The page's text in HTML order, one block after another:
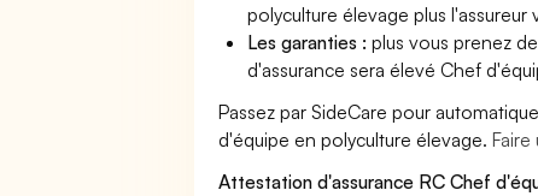
polyculture élevage plus
Les garanties :plus vous prenez
d'assurance sera élevé Chef
Passez par SideCare pour
d'équipe en polyculture élevage.
Attestation d'assurance RC Chef